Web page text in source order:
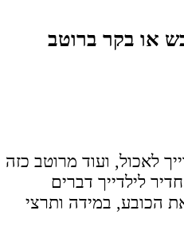
או בקר ברוטב
לאכול, ועוד מרוטב כזה
לילדייך דברים
הכובע, במידה ותרצי